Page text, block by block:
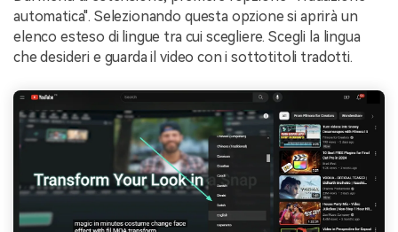
automatica". Selezionando questa opzione si aprirà un
elenco esteso di lingue tra cui scegliere. Scegli la lingua
che desideri e guarda il video con i sottotitoli tradotti.